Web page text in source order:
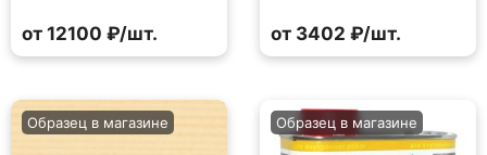
от 12100 ₽/шт. от 3402 ₽/шт.
Образец в магазине Образец в магазине